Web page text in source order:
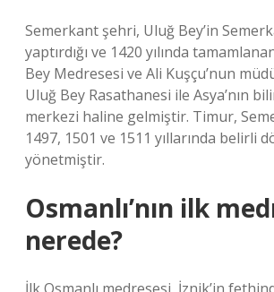
Semerkant şehri, Uluğ Bey’in
yaptırdığı ve 1420 yılında
Bey Medresesi ve Ali Kuşçu’nun
Uluğ Bey Rasathanesi ile Asya’nın
merkezi haline gelmiştir. Timur,
1497, 1501 ve 1511 yıllarında belirli
yönetmiştir.
Osmanlı’nın ilk
nerede?